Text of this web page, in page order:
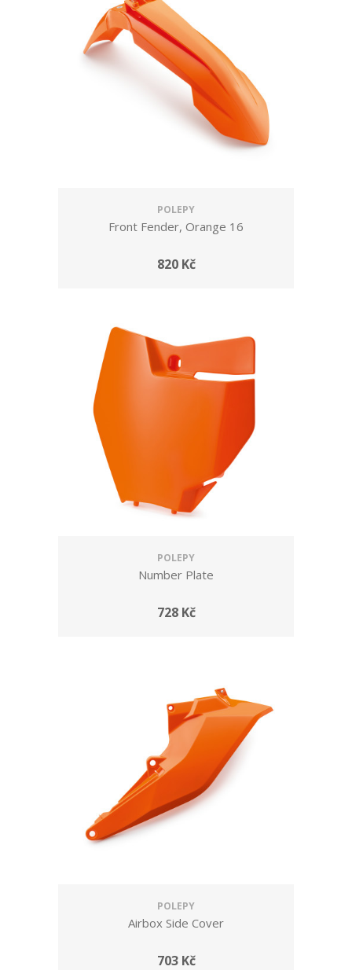
POLEPY
Front Fender, Orange 16
820 Kč
POLEPY
Number Plate
728 Kč
POLEPY
Airbox Side Cover
703 Kč